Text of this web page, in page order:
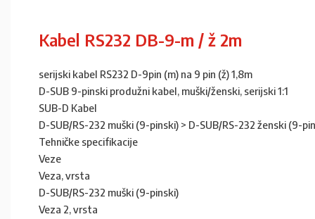
Kabel RS232 DB-9-m / ž 2m
serijski kabel RS232 D-9pin (m) na 9 pin (ž) 1,8m
D-SUB 9-pinski produžni kabel, muški/ženski, serijski 1:1
SUB-D Kabel
D-SUB/RS-232 muški (9-pinski) > D-SUB/RS-232 ženski (9-
Tehničke specifikacije
Veze
Veza, vrsta
D-SUB/RS-232 muški (9-pinski)
Veza 2, vrsta